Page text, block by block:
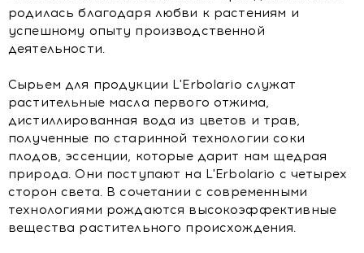
родилась благодаря любви к растениям и
успешному опыту производственной
деятельности.
Сырьем для продукции L'Erbolario служат
растительные масла первого отжима,
дистиллированная вода из цветов и трав,
полученные по старинной технологии соки
плодов, эссенции, которые дарит нам щедрая
природа. Они поступают на L'Erbolario с четырех
сторон света. В сочетании с современными
технологиями рождаются высокоэффективные
вещества растительного происхождения.